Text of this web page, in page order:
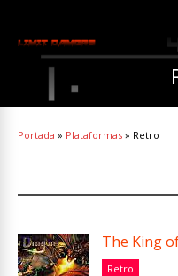
Portada » Plataformas » Retro
The King
Retro